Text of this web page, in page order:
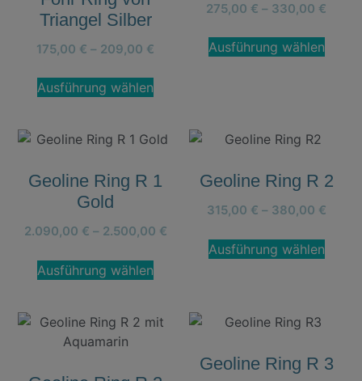
Triangel Silber
175,00 € – 209,00 €
Ausführung wählen
275,00 € – 330,00 €
Ausführung wählen
Geoline Ring R 1
Gold
2.090,00 € – 2.500,00 €
Ausführung wählen
Geoline Ring R 2
315,00 € – 380,00 €
Ausführung wählen
Geoline Ring R 3